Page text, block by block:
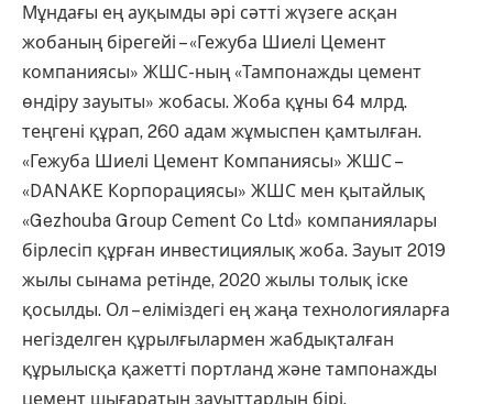
Мұндағы ең ауқымды әрі сәтті жүзеге асқан
жобаның бірегейі – «Гежуба Шиелі Цемент
компаниясы» ЖШС-ның «Тампонажды цемент
өндіру зауыты» жобасы. Жоба құны 64 млрд.
теңгені құрап, 260 адам жұмыспен қамтылған.
«Гежуба Шиелі Цемент ­Компаниясы» ЖШС –
«DANAKE Корпорациясы» ЖШС мен қытайлық
«Gezhouba Group Cement Co Ltd» компаниялары
бірлесіп құрған инвестициялық жоба. Зауыт 2019
жылы сынама ретінде, 2020 жылы толық іске
қосылды. Ол – еліміздегі ең жаңа технологияларға
негізделген құрылғылармен жабдықталған
құрылысқа қажетті портланд және тампонажды
цемент шығаратын зауыттардың бірі.